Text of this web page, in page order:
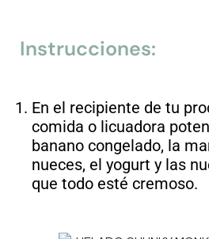
Instrucciones:
En el recipiente de tu
comida o licuadora
banano congelado, la
nueces, el yogurt y las
que todo esté cremoso.